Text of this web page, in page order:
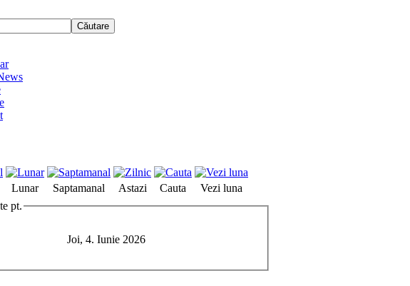
Lunar Saptamanal Astazi Cauta
Vezi luna
pt.
Joi, 4. Iunie 2026